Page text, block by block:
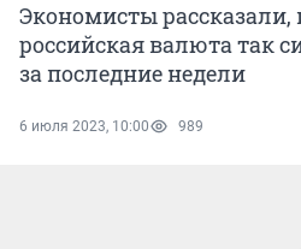
Экономисты рассказали,
российская валюта так
за последние недели
6 июля 2023, 10:00 989